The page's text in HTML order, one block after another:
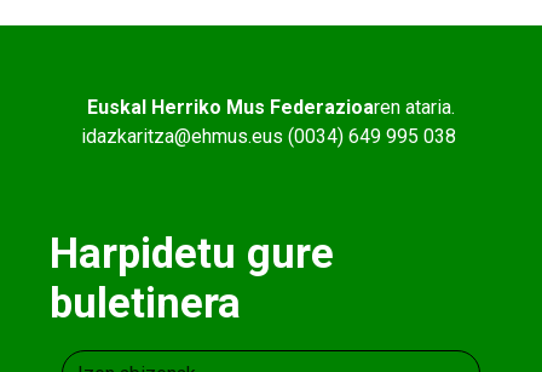
Euskal Herriko Mus Federazioaren ataria.
idazkaritza@ehmus.eus (0034) 649 995 038
Harpidetu gure
buletinera